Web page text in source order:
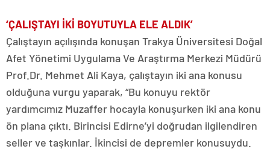
‘ÇALIŞTAYI İKİ BOYUTUYLA ELE ALDIK’
Çalıştayın açılışında konuşan Trakya Üniversitesi Doğal
Afet Yönetimi Uygulama Ve Araştırma Merkezi Müdürü
Prof.Dr. Mehmet Ali Kaya, çalıştayın iki ana konusu
olduğuna vurgu yaparak, “Bu konuyu rektör
yardımcımız Muzaffer hocayla konuşurken iki ana konu
ön plana çıktı. Birincisi Edirne’yi doğrudan ilgilendiren
seller ve taşkınlar. İkincisi de depremler konusuydu.